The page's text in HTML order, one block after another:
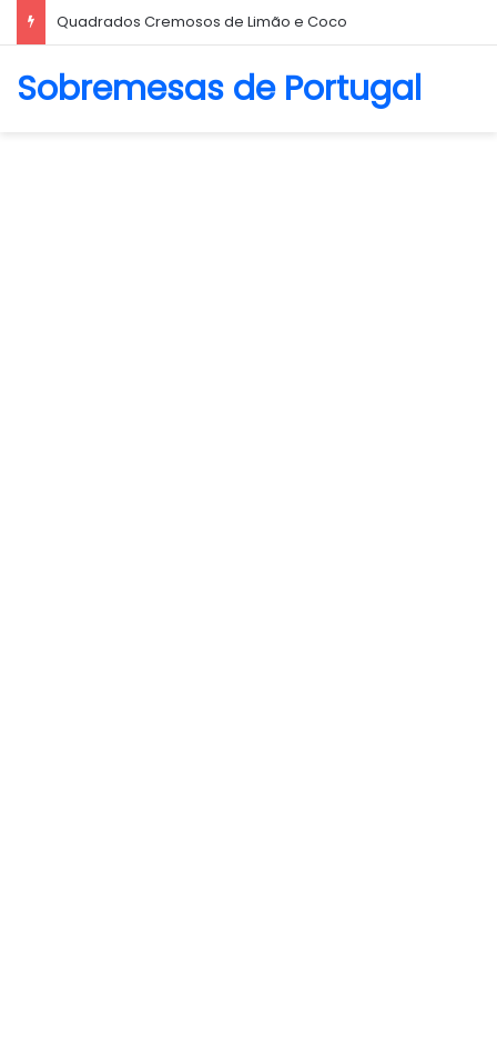
Quadrados Cremosos de Limão e Coco
Sobremesas de Portugal